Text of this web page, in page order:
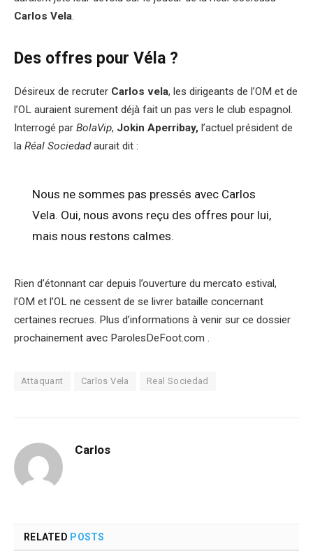
Carlos Vela.
Des offres pour Véla ?
Désireux de recruter Carlos vela, les dirigeants de l’OM et de
l’OL auraient surement déjà fait un pas vers le club espagnol.
Interrogé par BolaVip, Jokin Aperribay, l’actuel président de
la Réal Sociedadaurait dit :
Nous ne sommes pas pressés avec Carlos
Vela. Oui, nous avons reçu des offres pour lui,
mais nous restons calmes.
Rien d’étonnant car depuis l’ouverture du mercato estival,
l’OM et l’OL ne cessent de se livrer bataille concernant
certaines recrues. Plus d’informations à venir sur ce dossier
prochainement avec ParolesDeFoot.com .
Attaquant Carlos Vela Real Sociedad
Carlos
RELATED POSTS